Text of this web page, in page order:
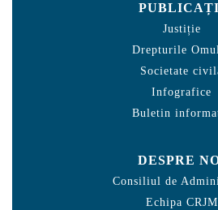
Justiție
Drepturile
Societate
Infografice
Buletin
DESPRE
Consiliul de
Echipa CRJM